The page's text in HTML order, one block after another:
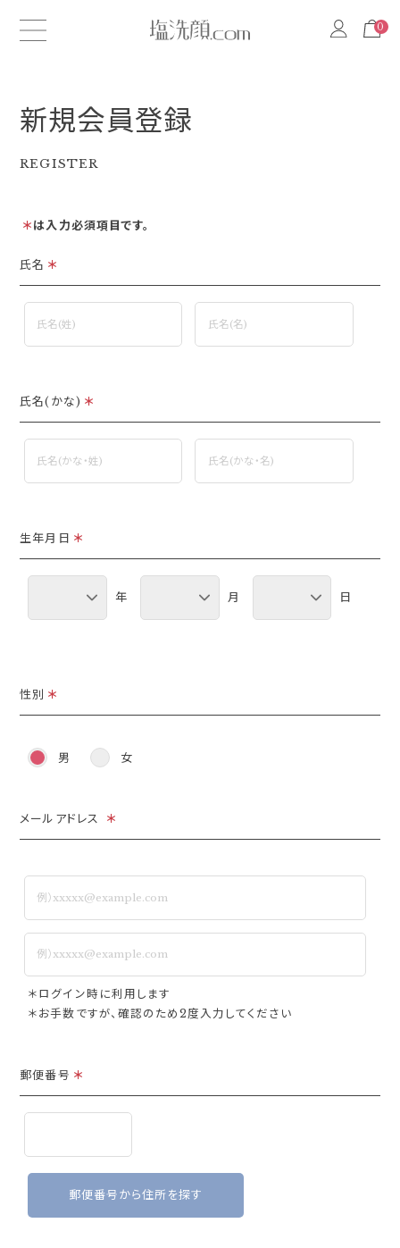
0
0
新規会員登録
REGISTER
＊は入力必須項目です。
氏名 ＊
氏名(かな) ＊
生年月日 ＊
年 月 日
性別 ＊
男 女
メールアドレス ＊
＊ログイン時に利用します
＊お手数ですが、確認のため2度入力してください
郵便番号 ＊
郵便番号から住所を探す